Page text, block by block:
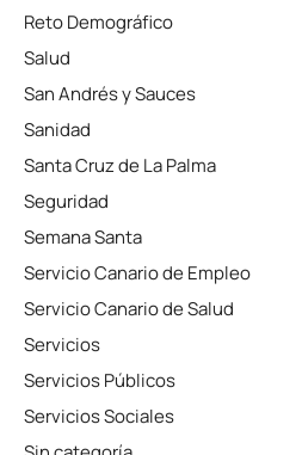
Reto Demográfico
Salud
San Andrés y Sauces
Sanidad
Santa Cruz de La Palma
Seguridad
Semana Santa
Servicio Canario de Empleo
Servicio Canario de Salud
Servicios
Servicios Públicos
Servicios Sociales